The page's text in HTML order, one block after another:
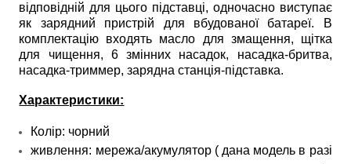
відповідній для цього підставці, одночасно виступає
як зарядний пристрій для вбудованої батареї. В
комплектацію входять масло для змащення, щітка
для чищення, 6 змінних насадок, насадка-бритва,
насадка-триммер, зарядна станція-підставка.
Характеристики:
Колір: чорний
живлення: мережа/акумулятор ( дана модель в разі